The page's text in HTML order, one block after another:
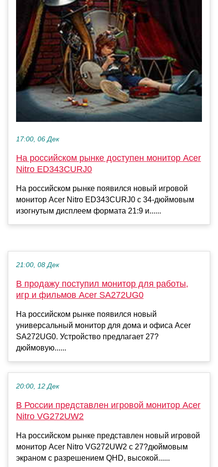
17:00, 06 Дек
На российском рынке доступен монитор Acer
Nitro ED343CURJ0
На российском рынке появился новый игровой
монитор Acer Nitro ED343CURJ0 с 34‑дюймовым
изогнутым дисплеем формата 21:9 и......
21:00, 08 Дек
В продажу поступил монитор для работы,
игр и фильмов Acer SA272UG0
На российском рынке появился новый
универсальный монитор для дома и офиса Acer
SA272UG0. Устройство предлагает 27?
дюймовую......
20:00, 12 Дек
В России представлен игровой монитор Acer
Nitro VG272UW2
На российском рынке представлен новый игровой
монитор Acer Nitro VG272UW2 с 27?дюймовым
экраном с разрешением QHD, высокой......